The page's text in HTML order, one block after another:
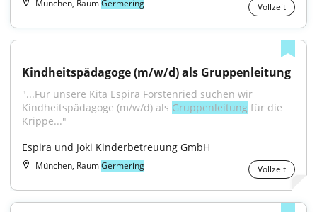
München, RaumGermering Vollzeit
Kindheitspädagoge (m/w/d) als Gruppenleitung
"...Für unsere Kita Espira Forstenried suchen wir
Kindheitspädagoge (m/w/d) als Gruppenleitung für die
Krippe..."
Espira und Joki Kinderbetreuung GmbH
München, RaumGermering Vollzeit